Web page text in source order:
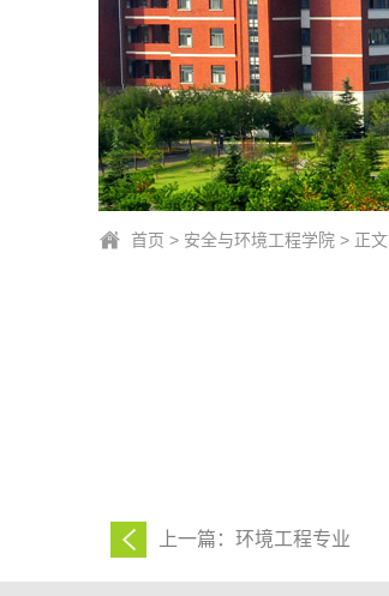
首页 > 安全与环境工程学院 > 正文
上一篇：环境工程专业